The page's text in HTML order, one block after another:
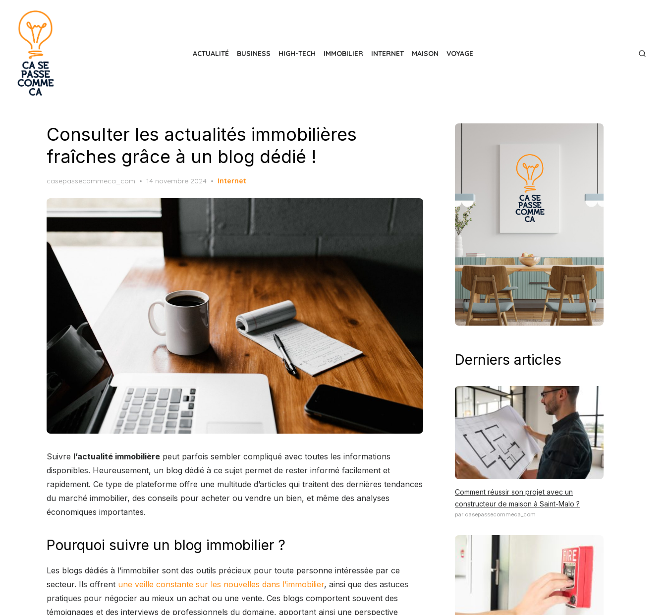
ACTUALITÉ BUSINESS HIGH-TECH IMMOBILIER INTERNET MAISON VOYAGE
Consulter les actualités immobilières
fraîches grâce à un blog dédié !
casepassecommeca_com
Posted
14 novembre 2024 Internet
Suivre l’actualité immobilière peut parfois sembler compliqué avec toutes les informations
disponibles. Heureusement, un blog dédié à ce sujet permet de rester informé facilement et
rapidement. Ce type de plateforme offre une multitude d’articles qui traitent des dernières tendances
du marché immobilier, des conseils pour acheter ou vendre un bien, et même des analyses
économiques importantes.
Pourquoi suivre un blog immobilier ?
Les blogs dédiés à l’immobilier sont des outils précieux pour toute personne intéressée par ce
secteur. Ils offrent une veille constante sur les nouvelles dans l’immobilier, ainsi que des astuces
pratiques pour négocier au mieux un achat ou une vente. Ces blogs comportent souvent des
témoignages et des interviews de professionnels du domaine, apportant ainsi une perspective
Derniers articles
Comment réussir son projet avec un
constructeur de maison à Saint-Malo ?
par casepassecommeca_com